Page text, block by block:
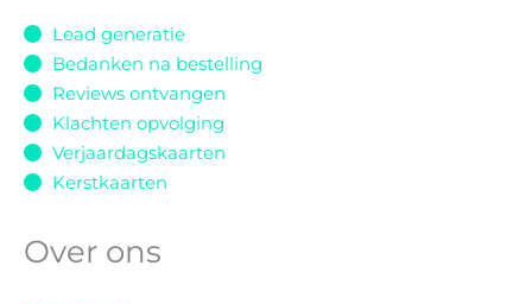
Lead generatie
Bedanken na bestelling
Reviews ontvangen
Klachten opvolging
Verjaardagskaarten
Kerstkaarten
Over ons